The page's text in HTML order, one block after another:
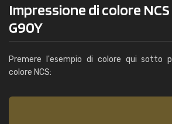
Impressione di colore
G90Y
Premere l'esempio di colore qui sotto
colore NCS: